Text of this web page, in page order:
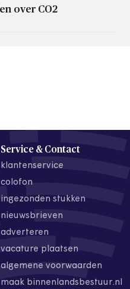
over CO2
Service & Contact
klantenservice
colofon
ingezonden stukken
nieuwsbrieven
adverteren
vacature plaatsen
algemene voorwaarden
maak binnenlandsbestuur.nl